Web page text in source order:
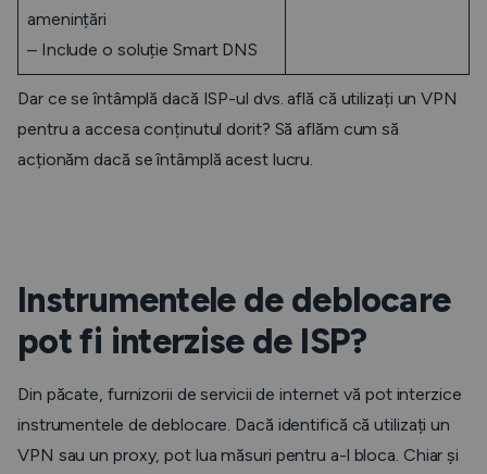
amenințări
– Include o soluție Smart DNS
Dar ce se întâmplă dacă ISP-ul dvs. află că utilizați un VPN
pentru a accesa conținutul dorit? Să aflăm cum să
acționăm dacă se întâmplă acest lucru.
Instrumentele de deblocare
pot fi interzise de ISP?
Din păcate, furnizorii de servicii de internet vă pot interzice
instrumentele de deblocare. Dacă identifică că utilizați un
VPN sau un proxy, pot lua măsuri pentru a-l bloca. Chiar și